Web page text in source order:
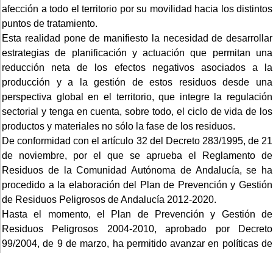
afección a todo el territorio por su movilidad hacia los distintos
puntos de tratamiento.
Esta realidad pone de manifiesto la necesidad de desarrollar
estrategias de planificación y actuación que permitan una
reducción neta de los efectos negativos asociados a la
producción y a la gestión de estos residuos desde una
perspectiva global en el territorio, que integre la regulación
sectorial y tenga en cuenta, sobre todo, el ciclo de vida de los
productos y materiales no sólo la fase de los residuos.
De conformidad con el artículo 32 del Decreto 283/1995, de 21
de noviembre, por el que se aprueba el Reglamento de
Residuos de la Comunidad Autónoma de Andalucía, se ha
procedido a la elaboración del Plan de Prevención y Gestión
de Residuos Peligrosos de Andalucía 2012-2020.
Hasta el momento, el Plan de Prevención y Gestión de
Residuos Peligrosos 2004-2010, aprobado por Decreto
99/2004, de 9 de marzo, ha permitido avanzar en políticas de